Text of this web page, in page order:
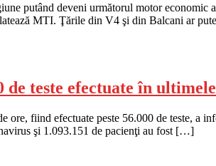
putând deveni următorul motor
MTI. Ţările din V4 şi din Balcani ar
teste efectuate în
fiind efectuate peste 56.000 de teste, a
şi 1.093.151 de pacienţi au fost […]